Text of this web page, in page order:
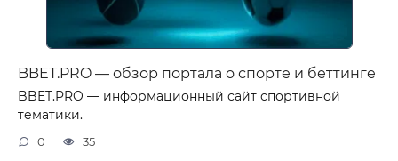
BBET.PRO — обзор портала о спорте и беттинге
BBET.PRO — информационный сайт спортивной
тематики.
0 35